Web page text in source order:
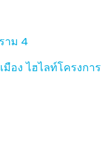
าม 4
อง ไฮไลท์โครงการ